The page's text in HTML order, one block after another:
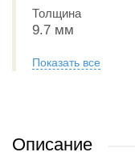
Толщина
9.7 мм
Показать все
Описание